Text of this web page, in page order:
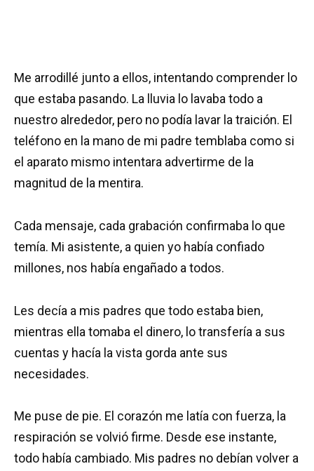
Me arrodillé junto a ellos, intentando comprender lo
que estaba pasando. La lluvia lo lavaba todo a
nuestro alrededor, pero no podía lavar la traición. El
teléfono en la mano de mi padre temblaba como si
el aparato mismo intentara advertirme de la
magnitud de la mentira.
Cada mensaje, cada grabación confirmaba lo que
temía. Mi asistente, a quien yo había confiado
millones, nos había engañado a todos.
Les decía a mis padres que todo estaba bien,
mientras ella tomaba el dinero, lo transfería a sus
cuentas y hacía la vista gorda ante sus
necesidades.
Me puse de pie. El corazón me latía con fuerza, la
respiración se volvió firme. Desde ese instante,
todo había cambiado. Mis padres no debían volver a